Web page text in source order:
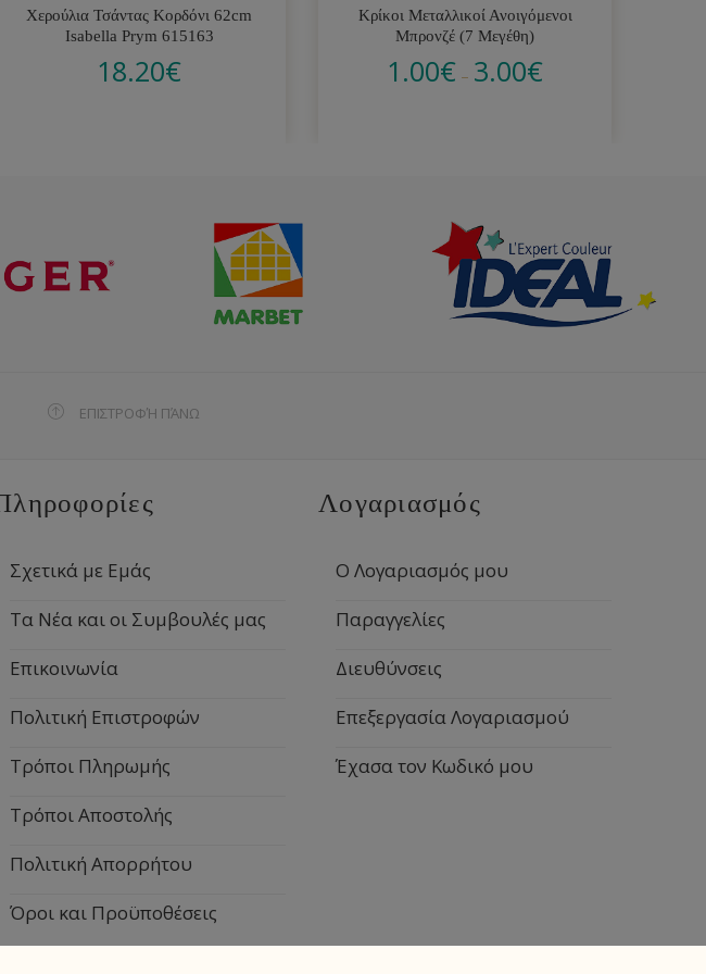
Χερούλια Τσάντας Κορδόνι 62cm
Isabella Prym 615163
18.20€
Κρίκοι Μεταλλικοί Ανοιγόμενοι
Μπρονζέ (7 Μεγέθη)
1.00€ – 3.00€
ΕΠΙΣΤΡΟΦΉ ΠΆΝΩ
Σχετικά με Εμάς
Τα Νέα και οι Συμβουλές μας
Επικοινωνία
Πολιτική Επιστροφών
Τρόποι Πληρωμής
Τρόποι Αποστολής
Πολιτική Απορρήτου
Όροι και Προϋποθέσεις
Λογαριασμός
Ο Λογαριασμός μου
Παραγγελίες
Διευθύνσεις
Επεξεργασία Λογαριασμού
Έχασα τον Κωδικό μου